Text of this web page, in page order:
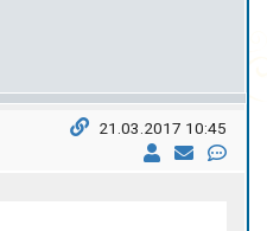
21.03.2017 10:45